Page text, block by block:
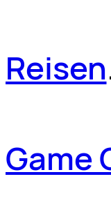
Reisen
Game